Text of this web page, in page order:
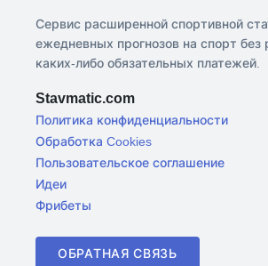
Сервис расширенной спортивной
ежедневных прогнозов на спорт без
каких-либо обязательных платежей.
Stavmatic.com
Политика конфиденциальности
Обработка Cookies
Пользовательское соглашение
Идеи
Фрибеты
ОБРАТНАЯ СВЯЗЬ